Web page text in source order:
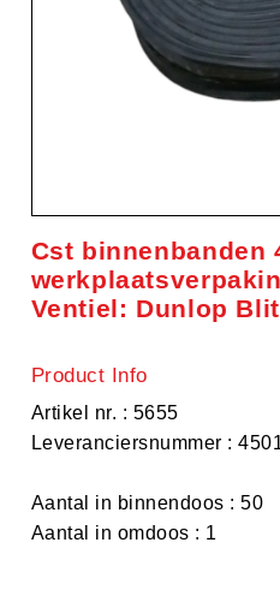
Cst binnenbanden
Ventiel: Dunlop
Product Info
Artikel nr. : 5655
Leveranciersnummer :
Aantal in binnendoos : 50
Aantal in omdoos : 1